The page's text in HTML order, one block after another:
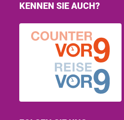
KENNEN SIE AUCH?